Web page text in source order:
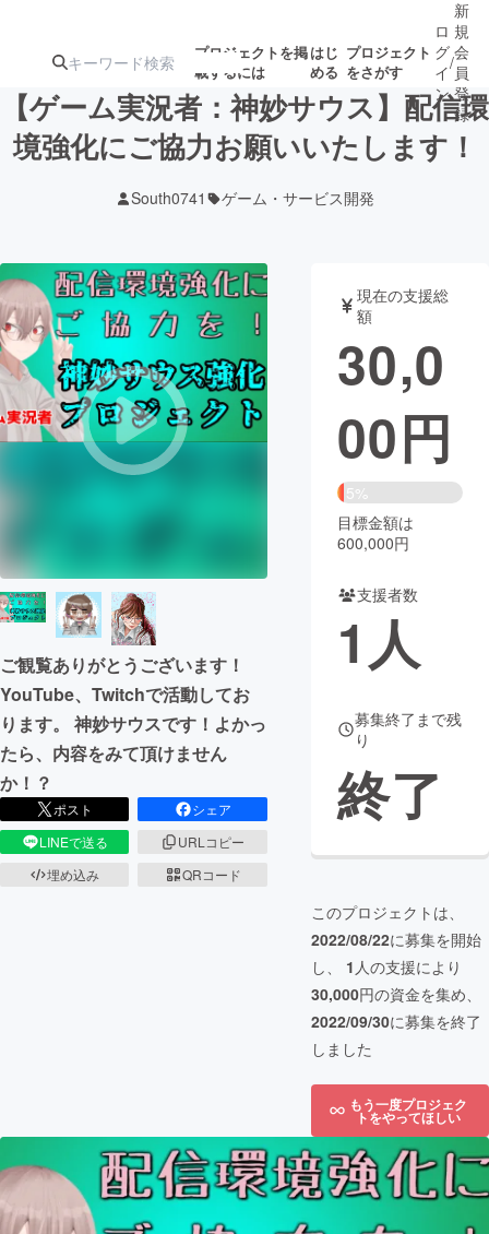
プロジェクトを掲
載するには
はじ
める
プロジェクト
をさがす
ターン
ジェクト
ロジェクト
アート・写真 音楽
ゲーム・
映像・映画 書籍・雑誌
ビジネス・起業 チャレンジ
CAMPFIRE for Social Good
CAMPFIRE Creation
CAMPFIREふるさと納税
コミュニティ
ロ
グ
イ
ン
/
新
規
会
員
登
録
【ゲーム実況者：神妙サウス】配信環
境強化にご協力お願いいたします！
South0741 ゲーム・サービス開発
ご観覧ありがとうございます！
YouTube、Twitchで活動してお
ります。 神妙サウスです！よかっ
たら、内容をみて頂けません
か！？
ポスト
シェア
LINEで送る
URLコピー
埋め込み
QRコード
現在の支援総
額
30,0
00円
5%
目標金額は
600,000円
支援者数
1人
募集終了まで残
り
終了
このプロジェクトは、
2022/08/22に募集を開始
し、 1 人の支援により
30,000円の資金を集め、
2022/09/30に募集を終了
しました
もう一度プロジェク
トをやってほしい